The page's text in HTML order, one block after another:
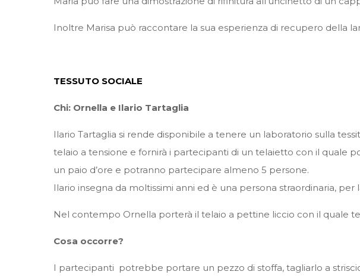
Inoltre Marisa può raccontare la sua esperienza di recupero della
TESSUTO SOCIALE
Chi: Ornella e Ilario Tartaglia
Ilario Tartaglia si rende disponibile a tenere un laboratorio sulla
telaio a tensione e fornirà i partecipanti di un telaietto con il quale
un paio d’ore e potranno partecipare almeno 5 persone.
Ilario insegna da moltissimi anni ed è una persona straordinaria,
Nel contempo Ornella porterà il telaio a pettine liccio con il quale
Cosa occorre?
I partecipanti potrebbe portare un pezzo di stoffa, tagliarlo a